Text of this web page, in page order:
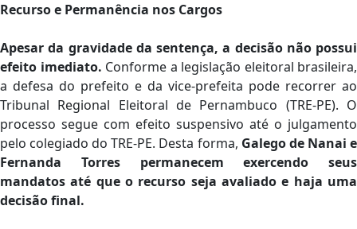
Recurso e Permanência nos Cargos
Apesar da gravidade da sentença, a decisão não possui
efeito imediato. Conforme a legislação eleitoral brasileira,
a defesa do prefeito e da vice-prefeita pode recorrer ao
Tribunal Regional Eleitoral de Pernambuco (TRE-PE). O
processo segue com efeito suspensivo até o julgamento
pelo colegiado do TRE-PE. Desta forma, Galego de Nanai e
Fernanda Torres permanecem exercendo seus
mandatos até que o recurso seja avaliado e haja uma
decisão final.